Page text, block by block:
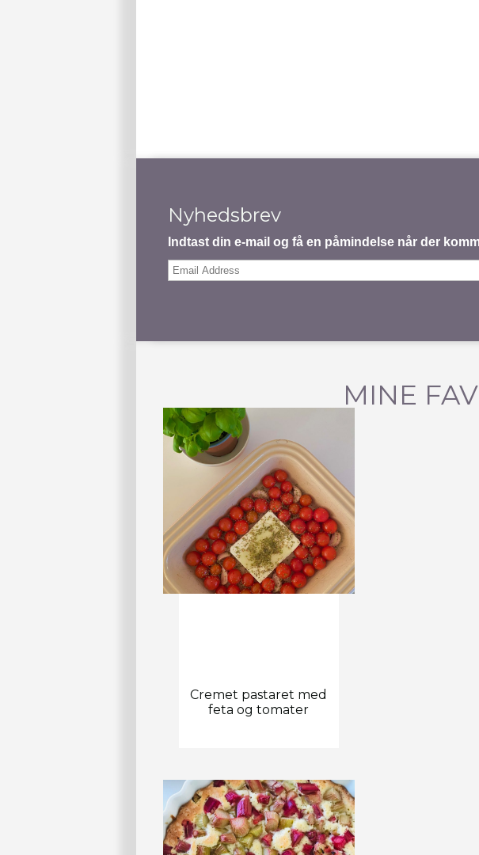
Nyhedsbrev
Indtast din e-mail og få en påmindelse når der
Email
MINE
Cremet pastaret med
feta og tomater